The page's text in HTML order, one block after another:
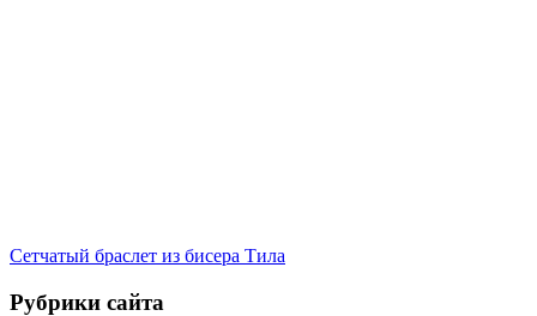
Сетчатый браслет из бисера Тила
Рубрики сайта